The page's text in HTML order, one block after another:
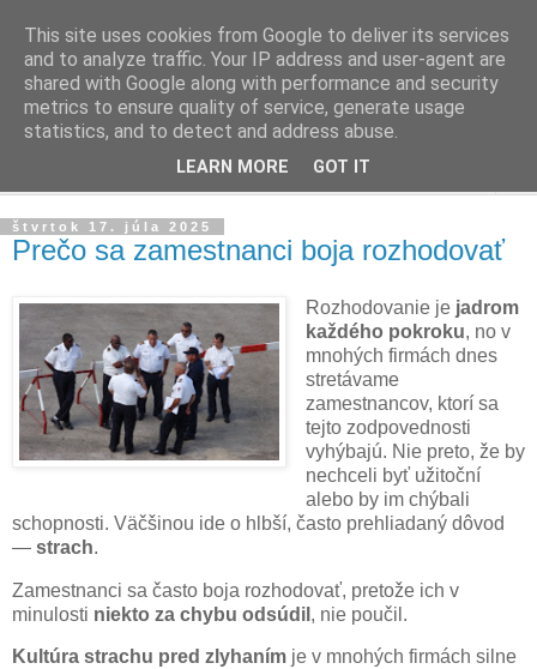
Ako riadiť firmu
Praktické tipy pre podnikanie, riadenie ľudí a firiem
štvrtok 17. júla 2025
Prečo sa zamestnanci boja rozhodovať
Rozhodovanie je jadrom
každého pokroku, no v
mnohých firmách dnes
stretávame
zamestnancov, ktorí sa
tejto zodpovednosti
vyhýbajú. Nie preto, že by
nechceli byť užitoční
alebo by im chýbali
schopnosti. Väčšinou ide o hlbší, často prehliadaný dôvod
— strach.
Zamestnanci sa často boja rozhodovať, pretože ich v
minulosti niekto za chybu odsúdil , nie poučil.
Kultúra strachu pred zlyhaním je v mnohých firmách silne
This site uses cookies from Google to deliver its services
and to analyze traffic. Your IP address and user-agent are
shared with Google along with performance and security
metrics to ensure quality of service, generate usage
statistics, and to detect and address abuse.
LEARN MORE GOT IT